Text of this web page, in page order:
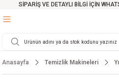
SİPARİŞ VE DETAYLI BİLGİ İÇİN
Testereler
Cihazları
ve Arabalar
Malzemeleri
Anasayfa Temizlik Makineleri